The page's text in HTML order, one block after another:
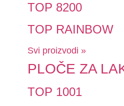
TOP 8200
TOP RAINBOW
Svi proizvodi »
PLOČE ZA
TOP 1001